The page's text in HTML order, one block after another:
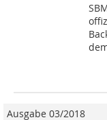
Ausgabe 03/2018